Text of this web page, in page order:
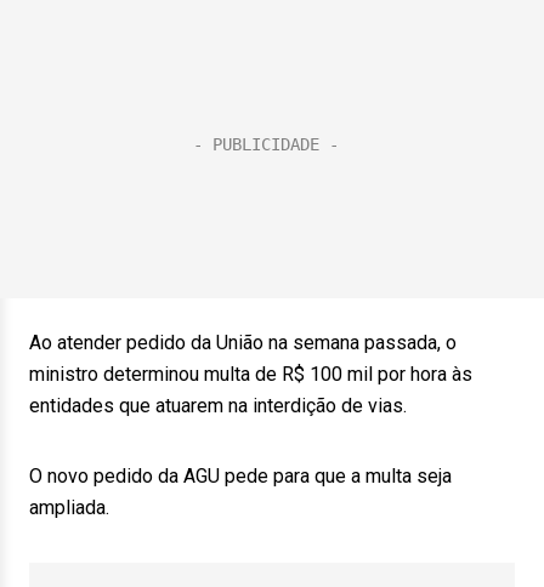
Ao atender pedido da União na semana passada, o
ministro determinou multa de R$ 100 mil por hora às
entidades que atuarem na interdição de vias.
O novo pedido da AGU pede para que a multa seja
ampliada.